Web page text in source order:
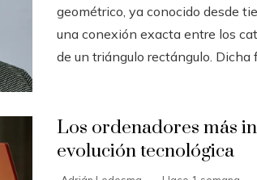
geométrico, ya conocido desde
una conexión exacta entre los
de un triángulo rectángulo. Dicha
Los ordenadores más
evolución tecnológica